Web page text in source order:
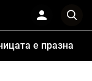
e празна